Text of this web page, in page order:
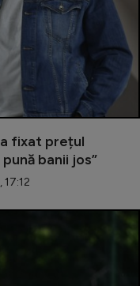
fixat prețul
banii jos”